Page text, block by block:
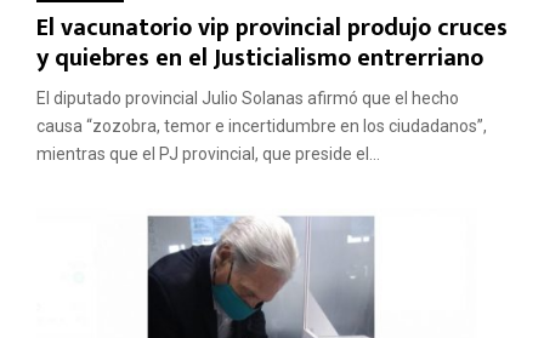
El vacunatorio vip provincial produjo cruces
y quiebres en el Justicialismo entrerriano
El diputado provincial Julio Solanas afirmó que el hecho
causa “zozobra, temor e incertidumbre en los ciudadanos”,
mientras que el PJ provincial, que preside el...